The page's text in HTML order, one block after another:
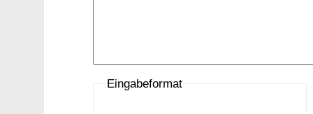
Eingabeformat